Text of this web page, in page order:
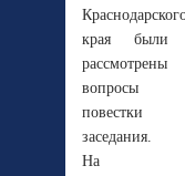
края были
рассмотрены
вопросы
повестки
заседания.
На